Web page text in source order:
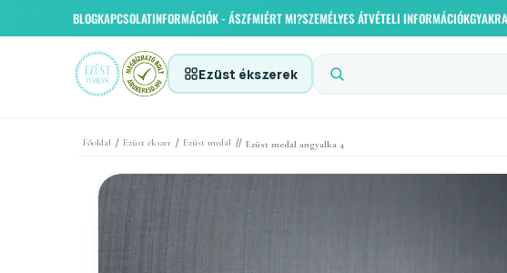
BLOGKAPCSOLATINFORMÁCIÓK - ÁSZFMIÉRT MI?SZEMÉLYES ÁTVÉTELI INFORMÁCIÓK
Ezüst ékszerek
Főoldal / Ezüst ékszer / Ezüst medál // Ezüst medál angyalka 4